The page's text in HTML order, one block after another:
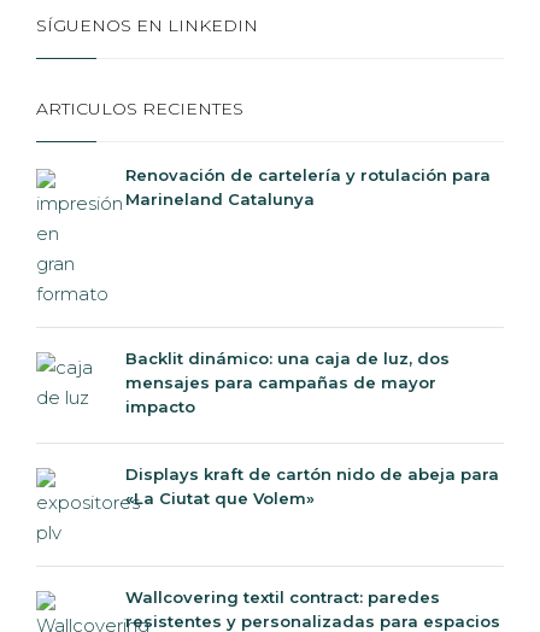
SÍGUENOS EN LINKEDIN
ARTICULOS RECIENTES
Renovación de cartelería y rotulación para
Marineland Catalunya
Backlit dinámico: una caja de luz, dos
mensajes para campañas de mayor
impacto
Displays kraft de cartón nido de abeja para
«La Ciutat que Volem»
Wallcovering textil contract: paredes
resistentes y personalizadas para espacios